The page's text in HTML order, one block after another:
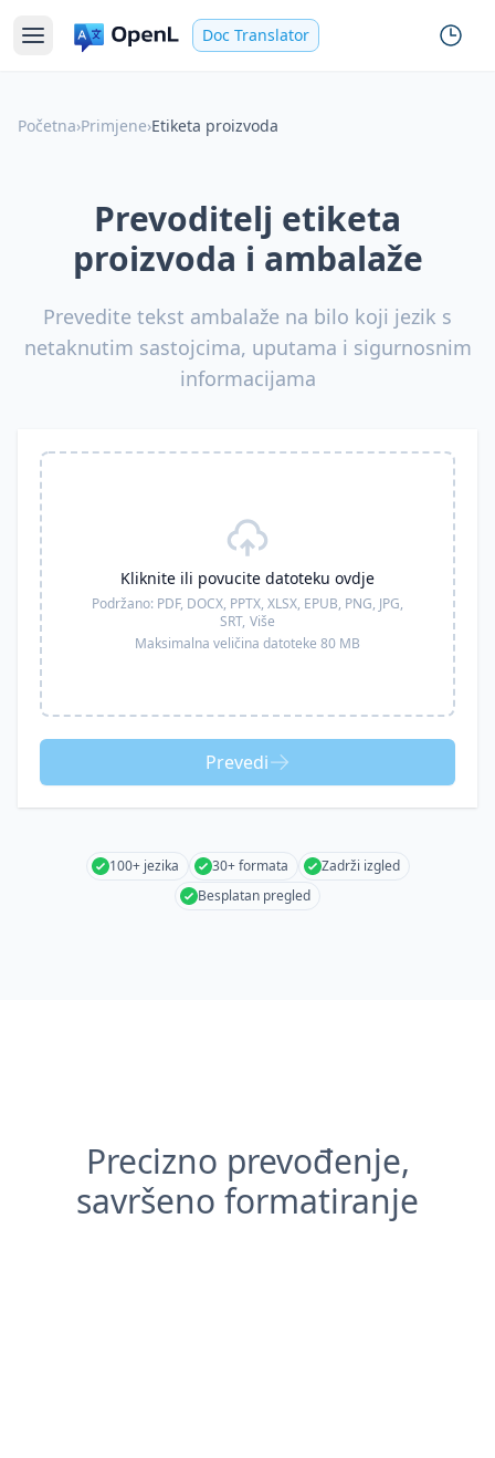
Doc Translator
Početna›Primjene›Etiketa proizvoda
Prevoditelj etiketa
proizvoda i ambalaže
Prevedite tekst ambalaže na bilo koji jezik s
netaknutim sastojcima, uputama i sigurnosnim
informacijama
Kliknite ili povucite datoteku ovdje
Podržano: PDF, DOCX, PPTX, XLSX, EPUB, PNG, JPG,
SRT, Više
Maksimalna veličina datoteke 80 MB
Prevedi
100+ jezika 30+ formata
Zadrži izgled
Besplatan pregled
Precizno prevođenje,
savršeno formatiranje